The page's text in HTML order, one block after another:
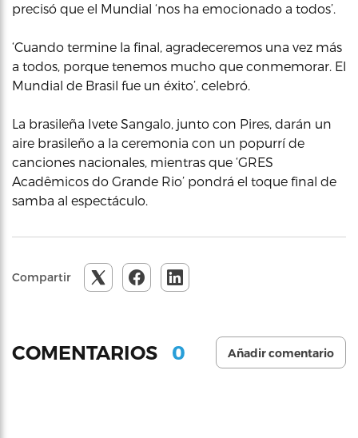
precisó que el Mundial ‘nos ha emocionado a todos’.
‘Cuando termine la final, agradeceremos una vez más
a todos, porque tenemos mucho que conmemorar. El
Mundial de Brasil fue un éxito’, celebró.
La brasileña Ivete Sangalo, junto con Pires, darán un
aire brasileño a la ceremonia con un popurrí de
canciones nacionales, mientras que ‘GRES
Acadêmicos do Grande Rio’ pondrá el toque final de
samba al espectáculo.
Compartir
COMENTARIOS 0 Añadir comentario